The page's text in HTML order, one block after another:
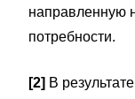
направленную
потребности.
[2] В